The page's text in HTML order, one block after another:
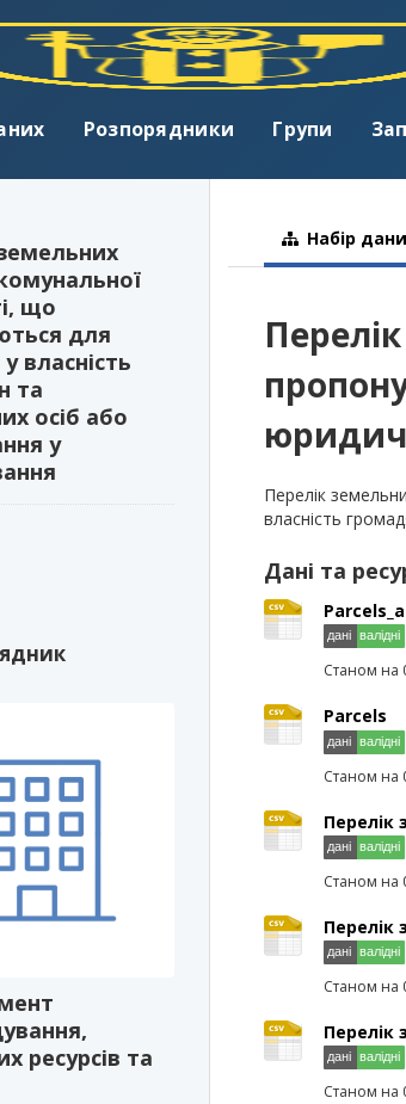
Розпорядники Групи
що
для
власність
та
осіб або
у
ресурсів та
Набір
Перелік
власність
Дані та
Станом на
Parcels
Станом на
Перелік
Станом на
Перелік
Станом на
Перелік
Станом на